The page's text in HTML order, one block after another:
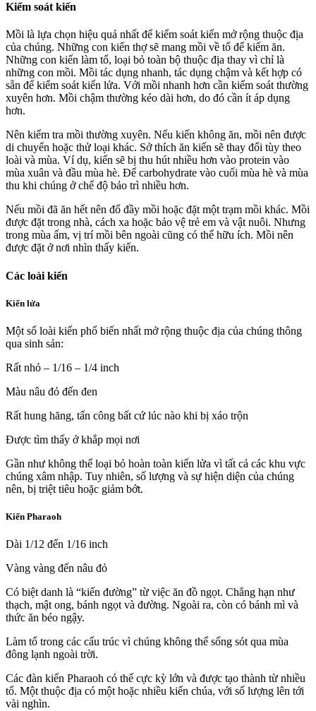
Kiểm soát kiến
Mồi là lựa chọn hiệu quả nhất để kiểm soát kiến mở rộng thuộc địa
của chúng. Những con kiến thợ sẽ mang mồi về tổ để kiếm ăn.
Những con kiến làm tổ, loại bỏ toàn bộ thuộc địa thay vì chỉ là
những con mồi. Mồi tác dụng nhanh, tác dụng chậm và kết hợp có
sẵn để kiểm soát kiến lửa. Với mồi nhanh hơn cần kiểm soát thường
xuyên hơn. Mồi chậm thường kéo dài hơn, do đó cần ít áp dụng
hơn.
Nên kiểm tra mồi thường xuyên. Nếu kiến không ăn, mồi nên được
di chuyển hoặc thử loại khác. Sở thích ăn kiến sẽ thay đổi tùy theo
loài và mùa. Ví dụ, kiến sẽ bị thu hút nhiều hơn vào protein vào
mùa xuân và đầu mùa hè. Để carbohydrate vào cuối mùa hè và mùa
thu khi chúng ở chế độ bảo trì nhiều hơn.
Nếu mồi đã ăn hết nên đổ đầy mồi hoặc đặt một trạm mồi khác. Mồi
được đặt trong nhà, cách xa hoặc bảo vệ trẻ em và vật nuôi. Nhưng
trong mùa ấm, vị trí mồi bên ngoài cũng có thể hữu ích. Mồi nên
được đặt ở nơi nhìn thấy kiến.
Các loài kiến
Kiến lửa
Một số loài kiến phổ biến nhất mở rộng thuộc địa của chúng thông
qua sinh sản:
Rất nhỏ – 1/16 – 1/4 inch
Màu nâu đỏ đến đen
Rất hung hăng, tấn công bất cứ lúc nào khi bị xáo trộn
Được tìm thấy ở khắp mọi nơi
Gần như không thể loại bỏ hoàn toàn kiến lửa vì tất cả các khu vực
chúng xâm nhập. Tuy nhiên, số lượng và sự hiện diện của chúng
nên, bị triệt tiêu hoặc giảm bớt.
Kiến Pharaoh
Dài 1/12 đến 1/16 inch
Vàng vàng đến nâu đỏ
Có biệt danh là “kiến đường” từ việc ăn đồ ngọt. Chẳng hạn như
thạch, mật ong, bánh ngọt và đường. Ngoài ra, còn có bánh mì và
thức ăn béo ngậy.
Làm tổ trong các cấu trúc vì chúng không thể sống sót qua mùa
đông lạnh ngoài trời.
Các đàn kiến Pharaoh có thể cực kỳ lớn và được tạo thành từ nhiều
tổ. Một thuộc địa có một hoặc nhiều kiến chúa, với số lượng lên tới
vài nghìn.